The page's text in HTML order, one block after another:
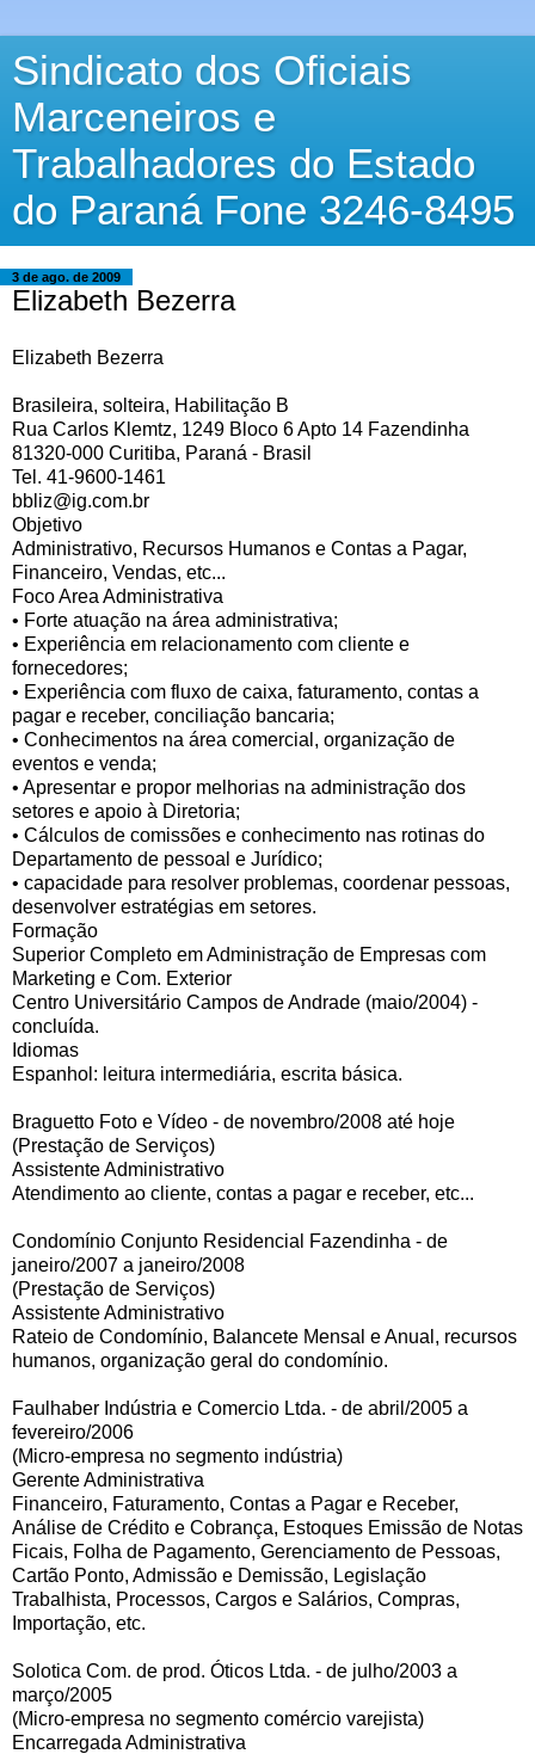
Sindicato dos Oficiais
Marceneiros e
Trabalhadores do Estado
do Paraná Fone 3246-8495
3 de ago. de 2009
Elizabeth Bezerra
Elizabeth Bezerra
Brasileira, solteira, Habilitação B
Rua Carlos Klemtz, 1249 Bloco 6 Apto 14 Fazendinha
81320-000 Curitiba, Paraná - Brasil
Tel. 41-9600-1461
bbliz@ig.com.br
Objetivo
Administrativo, Recursos Humanos e Contas a Pagar,
Financeiro, Vendas, etc...
Foco Area Administrativa
• Forte atuação na área administrativa;
• Experiência em relacionamento com cliente e
fornecedores;
• Experiência com fluxo de caixa, faturamento, contas a
pagar e receber, conciliação bancaria;
• Conhecimentos na área comercial, organização de
eventos e venda;
• Apresentar e propor melhorias na administração dos
setores e apoio à Diretoria;
• Cálculos de comissões e conhecimento nas rotinas do
Departamento de pessoal e Jurídico;
• capacidade para resolver problemas, coordenar pessoas,
desenvolver estratégias em setores.
Formação
Superior Completo em Administração de Empresas com
Marketing e Com. Exterior
Centro Universitário Campos de Andrade (maio/2004) -
concluída.
Idiomas
Espanhol: leitura intermediária, escrita básica.
Braguetto Foto e Vídeo - de novembro/2008 até hoje
(Prestação de Serviços)
Assistente Administrativo
Atendimento ao cliente, contas a pagar e receber, etc...
Condomínio Conjunto Residencial Fazendinha - de
janeiro/2007 a janeiro/2008
(Prestação de Serviços)
Assistente Administrativo
Rateio de Condomínio, Balancete Mensal e Anual, recursos
humanos, organização geral do condomínio.
Faulhaber Indústria e Comercio Ltda. - de abril/2005 a
fevereiro/2006
(Micro-empresa no segmento indústria)
Gerente Administrativa
Financeiro, Faturamento, Contas a Pagar e Receber,
Análise de Crédito e Cobrança, Estoques Emissão de Notas
Ficais, Folha de Pagamento, Gerenciamento de Pessoas,
Cartão Ponto, Admissão e Demissão, Legislação
Trabalhista, Processos, Cargos e Salários, Compras,
Importação, etc.
Solotica Com. de prod. Óticos Ltda. - de julho/2003 a
março/2005
(Micro-empresa no segmento comércio varejista)
Encarregada Administrativa